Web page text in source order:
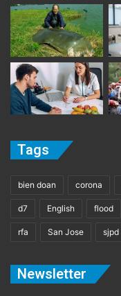
Tags
bien doan corona
d7 English flood
rfa San Jose sjpd
Newsletter